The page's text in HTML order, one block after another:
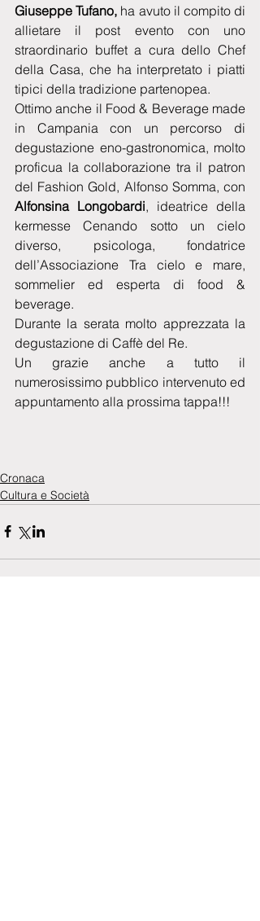
Giuseppe Tufano, ha avuto il compito di
allietare il post evento con uno
straordinario buffet a cura dello Chef
della Casa, che ha interpretato i piatti
tipici della tradizione partenopea.
Ottimo anche il Food & Beverage made
in Campania con un percorso di
degustazione eno-gastronomica, molto
proficua la collaborazione tra il patron
Alfonsina Longobardi, ideatrice della
kermesse Cenando sotto un cielo
diverso, psicologa, fondatrice
dell’Associazione Tra cielo e mare,
sommelier ed esperta di food &
beverage.
Durante la serata molto apprezzata la
degustazione di Caffè del Re.
Un grazie anche a tutto il
numerosissimo pubblico intervenuto ed
appuntamento alla prossima tappa!!!
Cronaca
Cultura e Società